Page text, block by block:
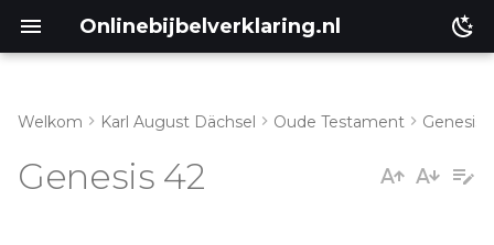
Onlinebijbelverklaring.nl
Welkom Karl August Dächsel Oude Testament Genesis
Genesis 42